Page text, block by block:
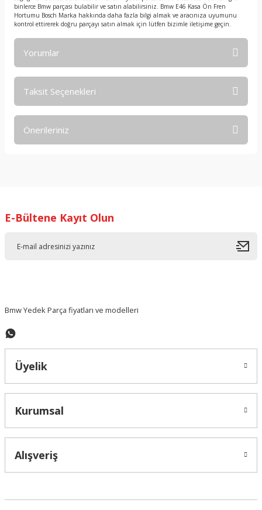
binlerce Bmw parçası bulabilir ve satın alabilirsiniz. Bmw E46 Kasa Ön Fren
Hortumu Bosch Marka hakkında daha fazla bilgi almak ve aracınıza uyumunu
kontrol ettirerek doğru parçayı satın almak için lütfen bizimle iletişime geçin.
Yorumlar
Taksit Seçenekleri
Önerileriniz
Ürün resmi kalitesiz, bozuk veya görüntülenemiyor.
E-Bültene Kayıt Olun
Bmw Yedek Parça fiyatları ve modelleri
Üyelik
Kurumsal
Alışveriş